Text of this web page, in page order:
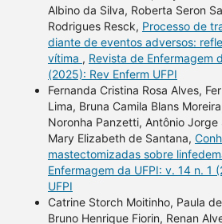
Albino da Silva, Roberta Seron
Rodrigues Resck, Processo de
diante de eventos adversos:
vítima , Revista de Enfermagem
(2025): Rev Enferm UFPI
Fernanda Cristina Rosa Alves,
Lima, Bruna Camila Blans
Noronha Panzetti, Antônio Jorge
Mary Elizabeth de Santana,
mastectomizadas sobre
Enfermagem da UFPI: v. 14 n. 1
UFPI
Catrine Storch Moitinho, Paula
Bruno Henrique Fiorin, Renan